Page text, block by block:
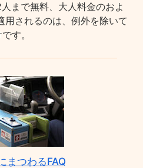
まで無料、大人料金のおよ
用されるのは、例外を除いて
す。
まつわるFAQ